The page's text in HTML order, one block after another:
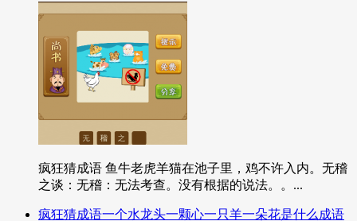
疯狂猜成语 鱼牛老虎羊猫在池子里，鸡不许入内。无稽
之谈：无稽：无法考查。没有根据的说法。。...
疯狂猜成语一个水龙头一颗心一只羊一朵花是什么成语